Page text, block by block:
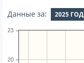
Данные за: 2025 ГОД
20
23